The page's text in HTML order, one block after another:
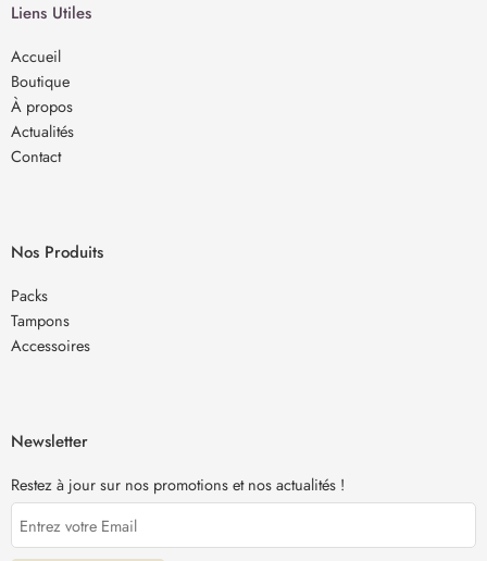
Liens Utiles
Accueil
Boutique
À propos
Actualités
Contact
Nos Produits
Packs
Tampons
Accessoires
Newsletter
Restez à jour sur nos promotions et nos actualités !